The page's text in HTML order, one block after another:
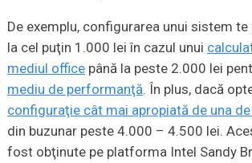
De exemplu, configurarea unui sistem
la cel puţin 1.000 lei în cazul unui
mediul officepână la peste 2.000 lei
mediu de performanţă. În plus, dacă
configuraţie cât mai apropiată de una
din buzunar peste 4.000 – 4.500 lei.
fost obţinute pe platforma Intel Sandy